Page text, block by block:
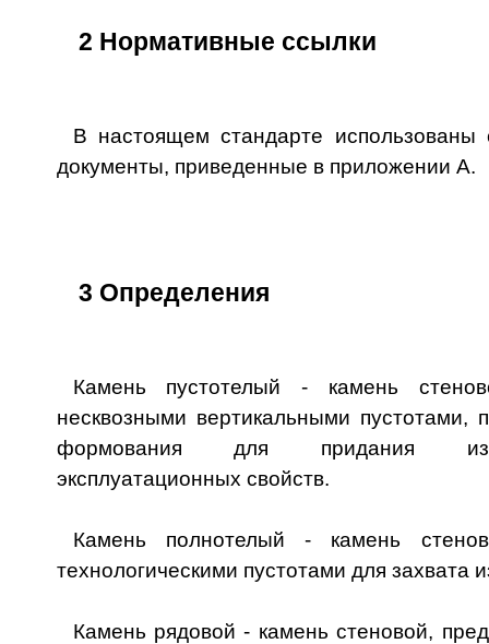
2 Нормативные ссылки
В настоящем стандарте
документы, приведенные в приложении А.
3 Определения
Камень пустотелый - камень
несквозными вертикальными пустотами,
формования для придания
эксплуатационных свойств.
Камень полнотелый - камень
технологическими пустотами для захвата
Камень рядовой - камень стеновой,